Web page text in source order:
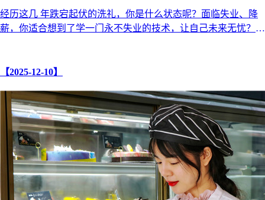
经历这几 年跌宕起伏的洗礼，你是什么状态呢？面临失业、降
薪，你适合想到了学一门永不失业的技术，让自己未来无忧？
【2025-12-10】